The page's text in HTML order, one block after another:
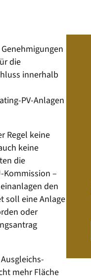
die
innerhalb
PV-Anlagen
Regel keine
keine
die
Kommission –
den
soll eine Anlage
oder
mehr Fläche